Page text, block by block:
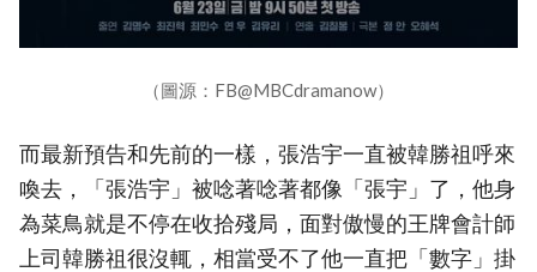
（圖源：FB@MBCdramanow）
而最新預告和先前的一樣，張浩宇一直被韓勝祖呼來
喚去，「張浩宇」被唸著唸著都像「張宇」了，他身
為菜鳥就是不停在收拾殘局，面對傲慢的王牌會計師
上司韓勝祖很沒輒，相當受不了他一直把「數字」掛